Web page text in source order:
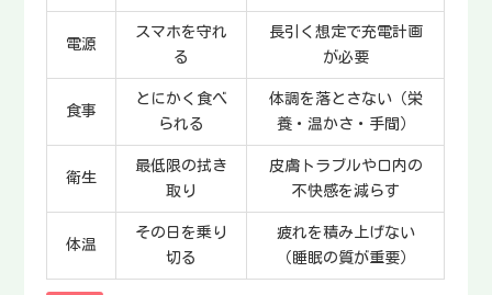
電源
スマホを守れ
る
長引く想定で充電計画
が必要
食事
とにかく食べ
られる
体調を落とさない（栄
養・温かさ・手間）
衛生
最低限の拭き
取り
皮膚トラブルや口内の
不快感を減らす
体温
その日を乗り
切る
疲れを積み上げない
（睡眠の質が重要）